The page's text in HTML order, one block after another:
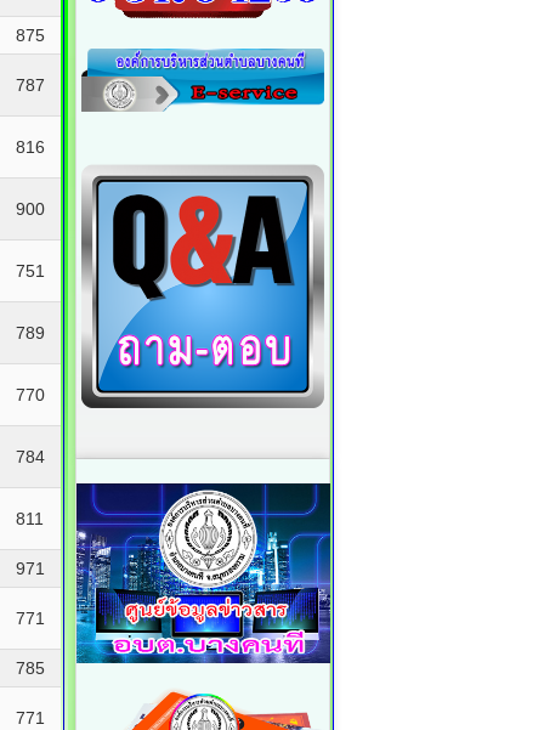
875
787
816
900
751
789
770
784
811
971
771
785
771